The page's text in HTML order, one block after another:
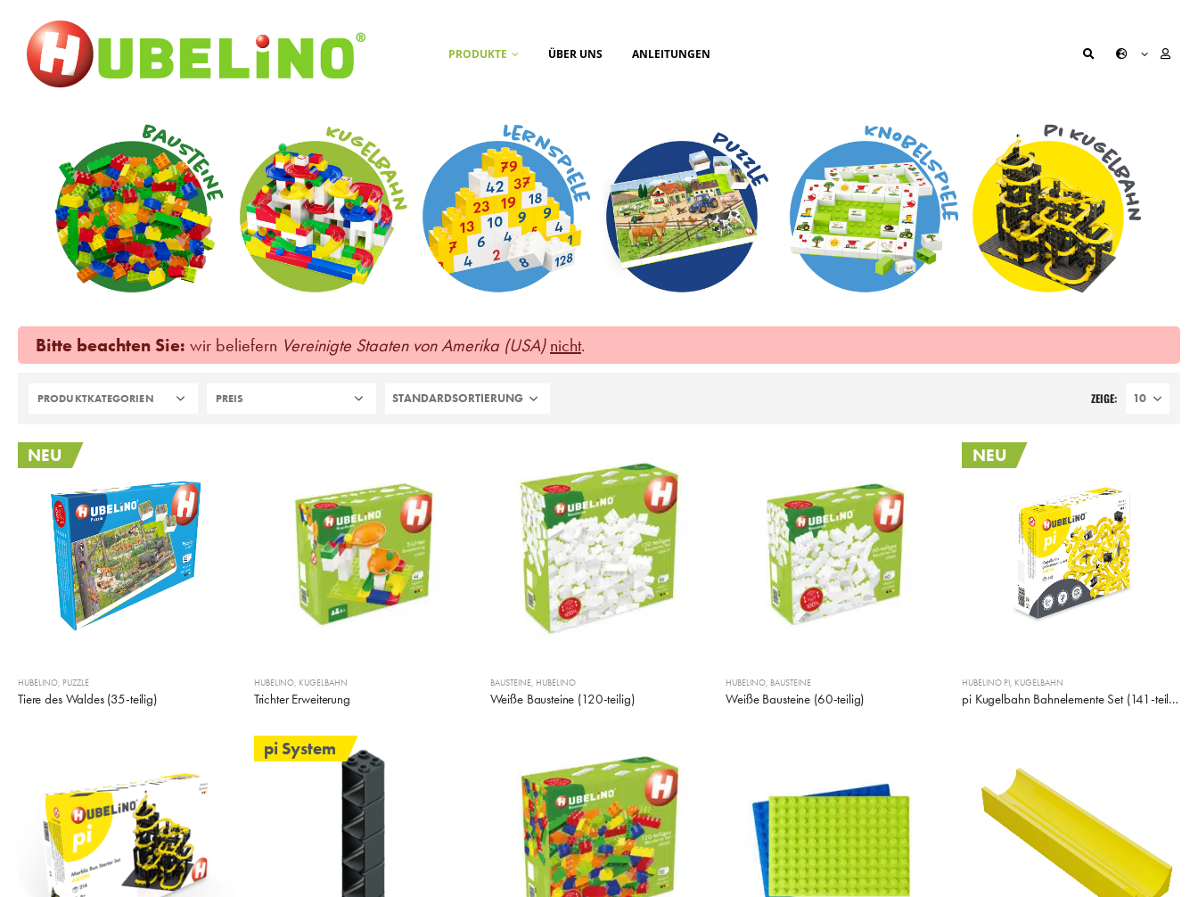
PRODUKTE ÜBER UNS ANLEITUNGEN
Bitte beachten Sie: wir beliefern Vereinigte Staaten von Amerika (USA) nicht.
PRODUKTKATEGORIEN PREIS ZEIGE:
NEU
HUBELINO, PUZZLE
Tiere des Waldes (35-teilig)
HUBELINO, KUGELBAHN
Trichter Erweiterung
BAUSTEINE, HUBELINO
Weiße Bausteine (120-teilig)
HUBELINO, BAUSTEINE
Weiße Bausteine (60-teilig)
NEU
HUBELINO PI, KUGELBAHN
pi Kugelbahn Bahnelemente Set (141-teilig)
pi System